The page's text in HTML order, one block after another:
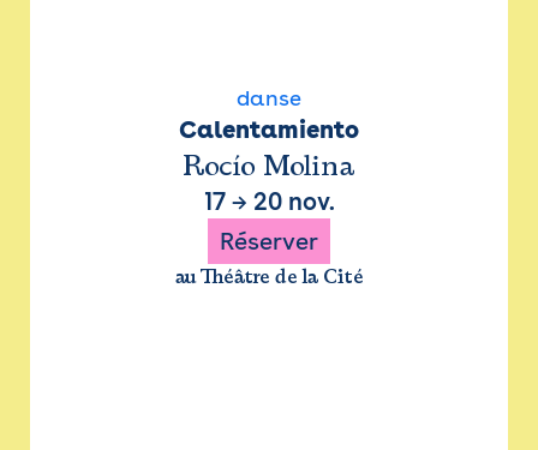
danse
Calentamiento
Rocío Molina
17→ 20 nov.
Réserver
au Théâtre de la Cité